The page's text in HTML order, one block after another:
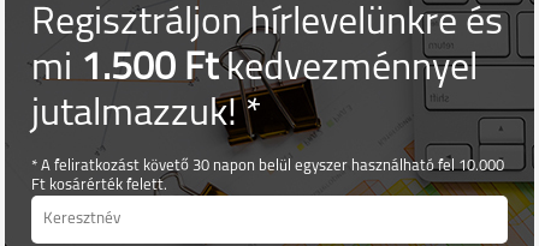
Regisztráljon hírlevelünkre és
mi1.500 Ftkedvezménnyel
jutalmazzuk! *
* A feliratkozást követő 30 napon belül egyszer használható fel 10.000
Ft kosárérték felett.